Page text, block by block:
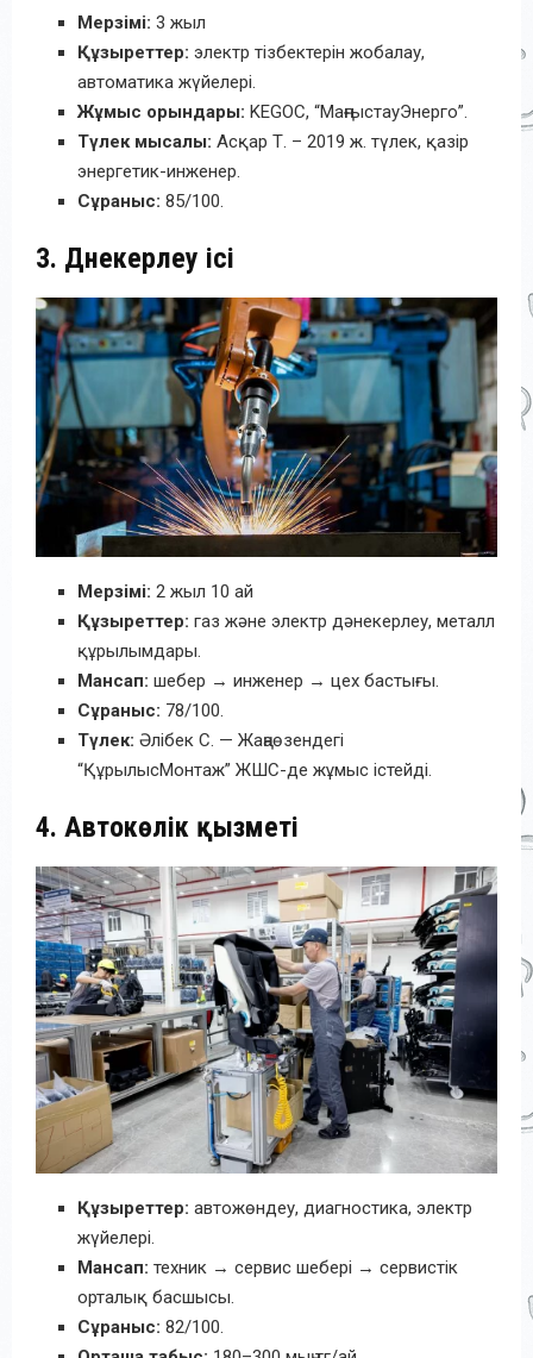
Мерзімі: 3 жыл
Құзыреттер: электр тізбектерін жобалау,
автоматика жүйелері.
Жұмыс орындары: KEGOC, “МаңғыстауЭнерго”.
Түлек мысалы: Асқар Т. – 2019 ж. түлек, қазір
энергетик-инженер.
Сұраныс: 85/100.
3. Дәнекерлеу ісі
Мерзімі: 2 жыл 10 ай
Құзыреттер: газ және электр дәнекерлеу, металл
құрылымдары.
Мансап: шебер → инженер → цех бастығы.
Сұраныс: 78/100.
Түлек: Әлібек С. — Жаңаөзендегі
“ҚұрылысМонтаж” ЖШС-де жұмыс істейді.
4. Автокөлік қызметі
Құзыреттер: автожөндеу, диагностика, электр
жүйелері.
Мансап: техник → сервис шебері → сервистік
орталық басшысы.
Сұраныс: 82/100.